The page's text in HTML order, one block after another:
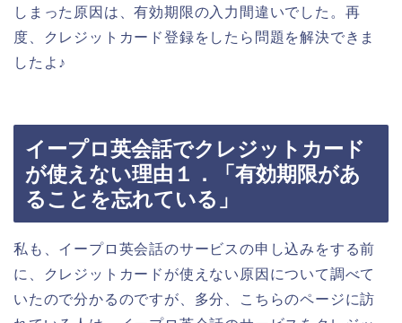
しまった原因は、有効期限の入力間違いでした。再
度、クレジットカード登録をしたら問題を解決できま
したよ♪
イープロ英会話でクレジットカード
が使えない理由１．「有効期限があ
ることを忘れている」
私も、イープロ英会話のサービスの申し込みをする前
に、クレジットカードが使えない原因について調べて
いたので分かるのですが、多分、こちらのページに訪